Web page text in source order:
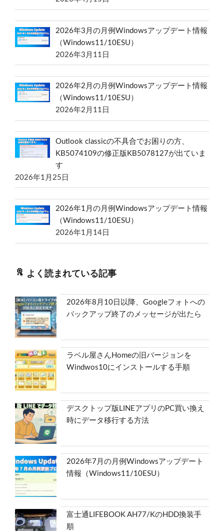
2026年3月の月例Windowsアップデート情報
（Windows11/10ESU）
2026年3月11日
2026年2月の月例Windowsアップデート情報
（Windows11/10ESU）
2026年2月11日
Outlook classicの不具合でお困りの方、
KB5074109の修正版KB5078127が出ていま
す
2026年1月25日
2026年1月の月例Windowsアップデート情報
（Windows11/10ESU）
2026年1月14日
よく読まれている記事
2026年8月10日以降、Googleフォトへの
バックアップ終了のメッセージが出たら
ラベル屋さんHomeの旧バージョンを
Windwos10にインストールする手順
デスクトップ版LINEアプリのPC買い換え
時にデータ移行する方法
2026年7月の月例Windowsアップデート
情報（Windows11/10ESU）
富士通LIFEBOOK AH77/KのHDD換装手
順